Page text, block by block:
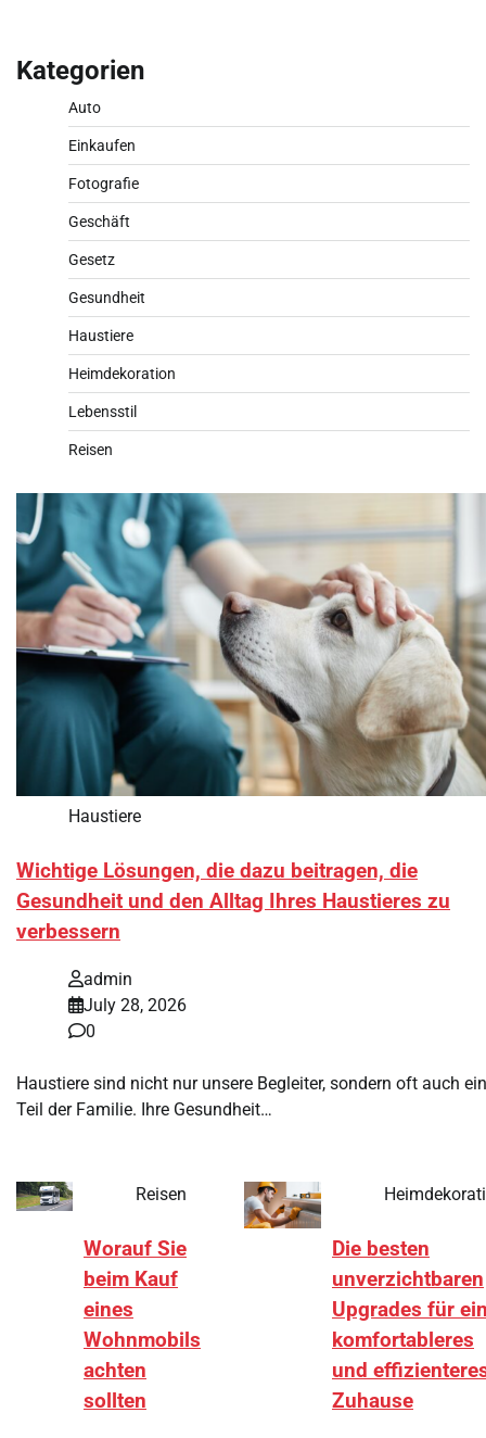
Kategorien
Auto
Einkaufen
Fotografie
Geschäft
Gesetz
Gesundheit
Haustiere
Heimdekoration
Lebensstil
Reisen
Haustiere
Wichtige Lösungen, die dazu beitragen, die
Gesundheit und den Alltag Ihres Haustieres zu
verbessern
admin
July 28, 2026
0
Haustiere sind nicht nur unsere Begleiter, sondern oft auch ein
Teil der Familie. Ihre Gesundheit…
Reisen
Worauf Sie
beim Kauf
eines
Wohnmobils
achten
sollten
Die besten
unverzichtbaren
Upgrades für
komfortableres
und
Zuhause